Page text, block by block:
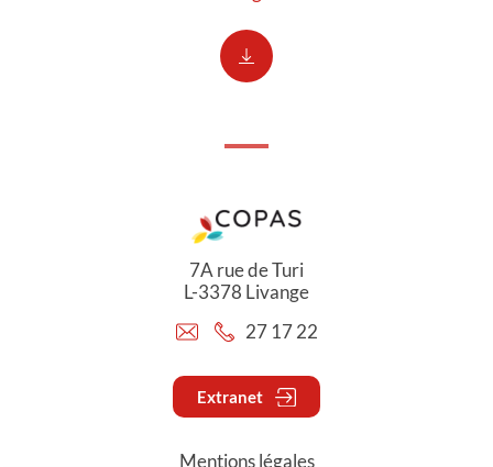
7A rue de Turi
L-3378 Livange
27 17 22
Extranet
Mentions légales